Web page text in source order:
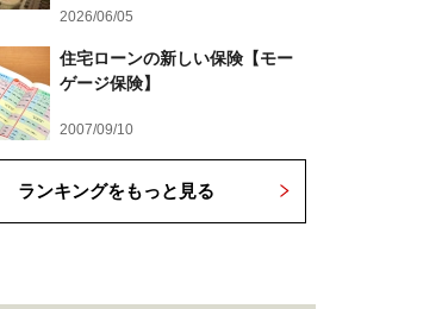
2026/06/05
住宅ローンの新しい保険【モー
ゲージ保険】
2007/09/10
ランキングをもっと見る